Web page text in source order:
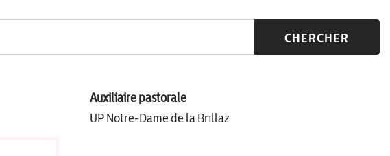
CHERCHER
Auxiliaire pastorale
UP Notre-Dame de la Brillaz